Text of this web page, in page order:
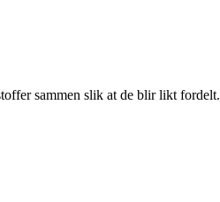
sammen slik at de blir likt fordelt.